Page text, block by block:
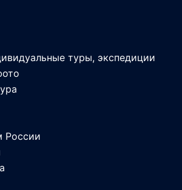
туры, экспедиции
России